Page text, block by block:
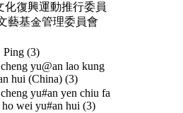
化復興運動推行委員
藝基金管理委員會
Ping (3)
yu@an lao kung
hui (China) (3)
yu#an yen chiu fa
ho wei yu#an hui (3)